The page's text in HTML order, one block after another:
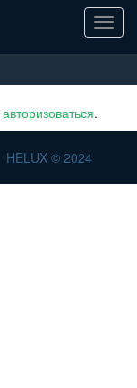
авторизоваться.
HELUX © 2024